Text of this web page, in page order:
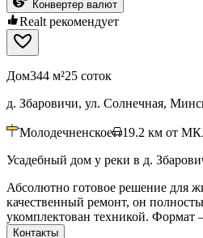
Конвертер валют
Realt рекомендует
Дом344 м²25 соток
д. Збаровичи, ул. Солнечная,
Молодечненское 19.2 км от
Усадебный дом у реки в д.
Абсолютно готовое решение для
качественный ремонт, он
укомплектован техникой.
Контакты